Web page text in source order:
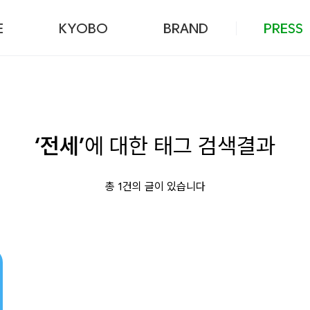
KYOBO BRAND PRESS
‘전세’에 대한 태그 검색결과
총 1건의 글이 있습니다